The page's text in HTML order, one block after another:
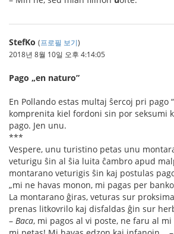
StefKo (프로필 보기)
2018년 8월 10일 오후 4:14:05
Pago „en naturo”
En Pollando estas multaj ŝercoj pri pago
komprenita kiel fordoni sin por seksumi
pago. Jen unu.
***
Vespere, unu turistino petas unu
veturigu ŝin al ŝia luita ĉambro apud
montarano veturigis ŝin kaj postulas
„mi ne havas monon, mi pagas per
La montarano ĝiras, veturas sur
prenas litkovrilo kaj disfaldas ĝin sur
– Baca, mi pagos al vi poste, ne faru al